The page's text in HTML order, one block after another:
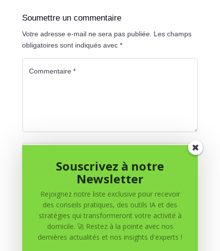
Soumettre un commentaire
Votre adresse e-mail ne sera pas publiée. Les champs
obligatoires sont indiqués avec *
Souscrivez à notre
Newsletter
Rejoignez notre liste exclusive pour recevoir
des conseils pratiques, des outils IA et des
stratégies qui transformeront votre activité à
domicile. 🚀 Restez à la pointe avec nos
dernières actualités et nos insights d'experts !